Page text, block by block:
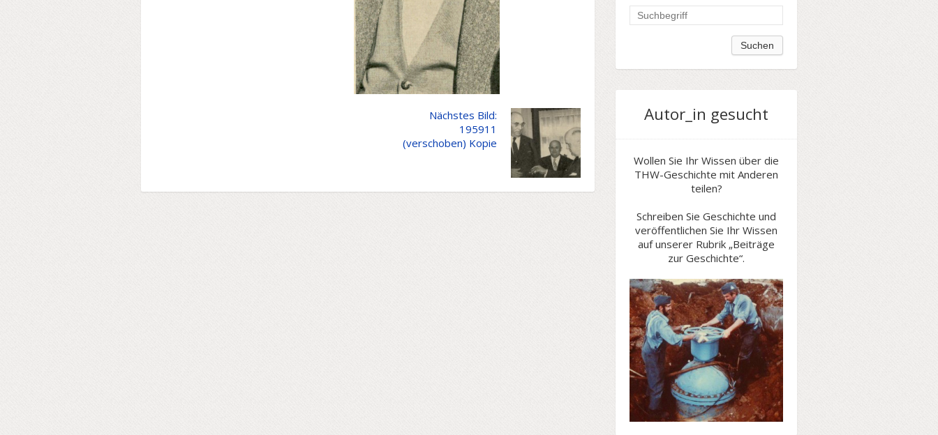
Nächstes Bild:
195911
(verschoben) Kopie
Autor_in gesucht
Wollen Sie Ihr Wissen über die
THW-Geschichte mit Anderen
teilen?
Schreiben Sie Geschichte und
veröffentlichen Sie Ihr Wissen
auf unserer Rubrik „Beiträge
zur Geschichte“.